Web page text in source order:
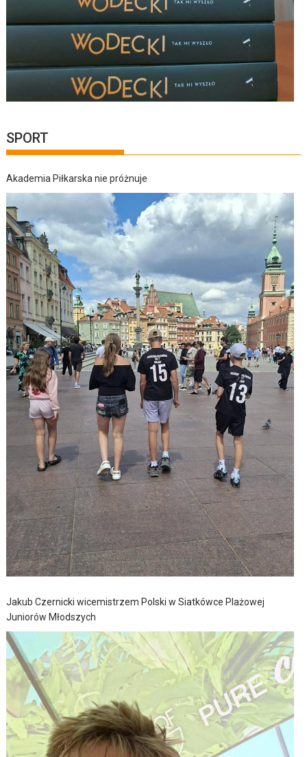
SPORT
Akademia Piłkarska nie próżnuje
Jakub Czernicki wicemistrzem Polski w Siatkówce Plażowej
Juniorów Młodszych